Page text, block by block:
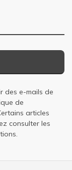
des e-mails de
de
articles
consulter les